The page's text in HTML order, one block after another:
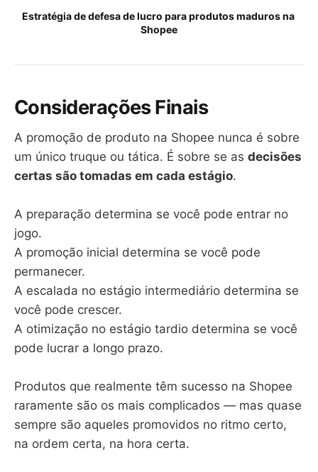
Estratégia de defesa de lucro para produtos maduros na
Shopee
Considerações Finais
A promoção de produto na Shopee nunca é sobre
um único truque ou tática. É sobre se as decisões
certas são tomadas em cada estágio.
A preparação determina se você pode entrar no
jogo.
A promoção inicial determina se você pode
permanecer.
A escalada no estágio intermediário determina se
você pode crescer.
A otimização no estágio tardio determina se você
pode lucrar a longo prazo.
Produtos que realmente têm sucesso na Shopee
raramente são os mais complicados — mas quase
sempre são aqueles promovidos no ritmo certo,
na ordem certa, na hora certa.